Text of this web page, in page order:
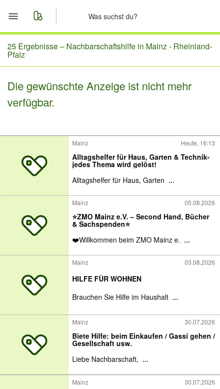
Start
Merkliste
Nachrichten
25 Ergebnisse – Nachbarschaftshilfe in Mainz - Rheinland-
Pfalz
Die gewünschte Anzeige ist nicht mehr
verfügbar.
Mainz Heute, 16:13
Alltagshelfer für Haus, Garten & Technik-
jedes Thema wird gelöst!
Alltagshelfer für Haus, Garten ...
Mainz 05.08.2026
⭐️ZMO Mainz e.V. – Second Hand, Bücher
& Sachspenden⭐️
❤️Willkommen beim ZMO Mainz e. ...
Mainz 03.08.2026
HILFE FÜR WOHNEN
Brauchen Sie Hilfe im Haushalt ...
Mainz 30.07.2026
Biete Hilfe: beim Einkaufen / Gassi gehen /
Gesellschaft usw.
Liebe Nachbarschaft, ...
Mainz 30.07.2026